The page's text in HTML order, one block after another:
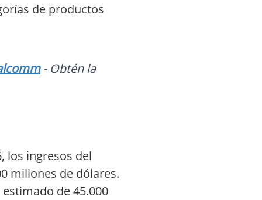
de productos
- Obtén la
los ingresos del
millones de dólares.
de 45.000